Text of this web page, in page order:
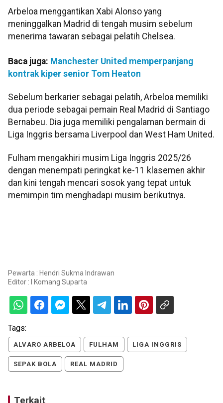
Arbeloa menggantikan Xabi Alonso yang
meninggalkan Madrid di tengah musim sebelum
menerima tawaran sebagai pelatih Chelsea.
Baca juga: Manchester United memperpanjang
kontrak kiper senior Tom Heaton
Sebelum berkarier sebagai pelatih, Arbeloa memiliki
dua periode sebagai pemain Real Madrid di Santiago
Bernabeu. Dia juga memiliki pengalaman bermain di
Liga Inggris bersama Liverpool dan West Ham United.
Fulham mengakhiri musim Liga Inggris 2025/26
dengan menempati peringkat ke-11 klasemen akhir
dan kini tengah mencari sosok yang tepat untuk
memimpin tim menghadapi musim berikutnya.
Pewarta : Hendri Sukma Indrawan
Editor :
I Komang Suparta
Tags:
ALVARO ARBELOA FULHAM LIGA INGGRIS
SEPAK BOLA REAL MADRID
Terkait